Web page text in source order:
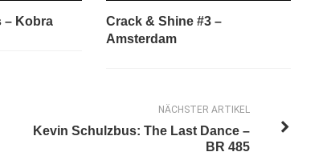
– Kobra
Crack & Shine #3 –
Amsterdam
NÄCHSTER ARTIKEL
Kevin Schulzbus: The Last Dance –
BR 485